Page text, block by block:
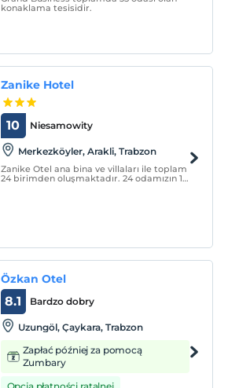
konaklama tesisidir.
Zanike Hotel
Niesamowity
10
Merkezköyler, Arakli, Trabzon
Zanike Otel ana bina ve villaları ile toplam
24 birimden oluşmaktadır. 24 odamızın 14
Özkan Otel
Bardzo dobry
8.1
Uzungöl, Çaykara, Trabzon
Zapłać później za pomocą
Zumbary